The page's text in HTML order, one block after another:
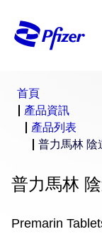
首頁
產品資訊
產品列表
普力馬林 陰
普力馬林
Premarin